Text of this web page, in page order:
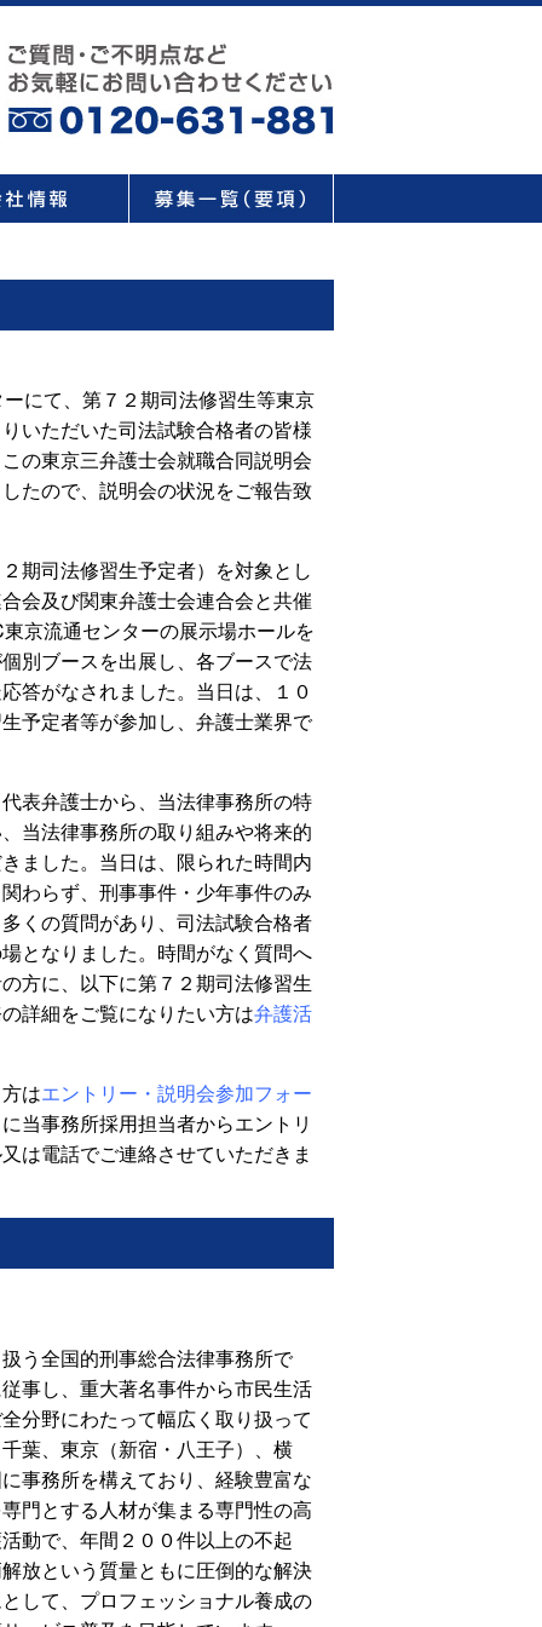
にて、第７２期司法修習生等東京
いただいた司法試験合格者の皆様
の東京三弁護士会就職合同説明会
たので、説明会の状況をご報告致
期司法修習生予定者）を対象とし
会及び関東弁護士会連合会と共催
京流通センターの展示場ホールを
別ブースを出展し、各ブースで法
答がなされました。当日は、１０
予定者等が参加し、弁護士業界で
表弁護士から、当法律事務所の特
当法律事務所の取り組みや将来的
ました。当日は、限られた時間内
わらず、刑事事件・少年事件のみ
くの質問があり、司法試験合格者
となりました。時間がなく質問へ
方に、以下に第７２期司法修習生
詳細をご覧になりたい方は弁護活
はエントリー・説明会参加フォー
当事務所採用担当者からエントリ
は電話でご連絡させていただきま
う全国的刑事総合法律事務所で
事し、重大著名事件から市民生活
分野にわたって幅広く取り扱って
葉、東京（新宿・八王子）、横
事務所を構えており、経験豊富な
門とする人材が集まる専門性の高
動で、年間２００件以上の不起
放という質量ともに圧倒的な解決
して、プロフェッショナル養成の